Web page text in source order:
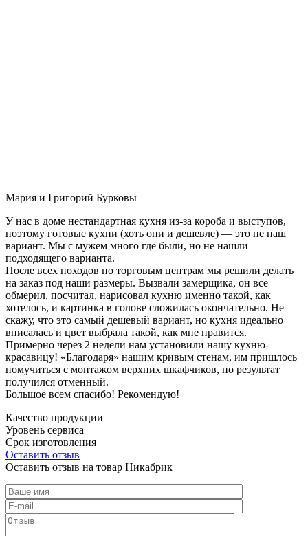
Мария и Григорий Бурковы
У нас в доме нестандартная кухня из-за короба и выступов,
поэтому готовые кухни (хоть они и дешевле) — это не наш
вариант. Мы с мужем много где были, но не нашли
подходящего варианта.
После всех походов по торговым центрам мы решили делать
на заказ под наши размеры. Вызвали замерщика, он все
обмерил, посчитал, нарисовал кухню именно такой, как
хотелось, и картинка в голове сложилась окончательно. Не
скажу, что это самый дешевый вариант, но кухня идеально
вписалась и цвет выбрала такой, как мне нравится.
Примерно через 2 недели нам установили нашу кухню-
красавицу! «Благодаря» нашим кривым стенам, им пришлось
помучиться с монтажом верхних шкафчиков, но результат
получился отменный.
Большое всем спасибо! Рекомендую!
Качество продукции
Уровень сервиса
Срок изготовления
Оставить отзыв
Оставить отзыв на товар Никабрик